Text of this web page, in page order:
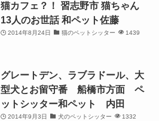
猫カフェ？！ 習志野市 猫ちゃん
13人のお世話 和ペット佐藤
2014年8月24日 猫のペットシッター 1439
グレートデン、ラブラドール、大
型犬とお留守番 船橋市方面 ペ
ットシッター和ペット 内田
2014年9月3日 犬のペットシッター 1332